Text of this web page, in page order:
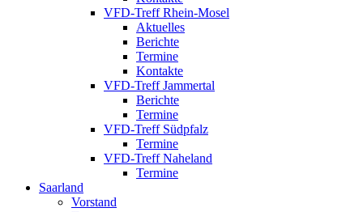
VFD-Treff Rhein-Mosel
Aktuelles
Berichte
Termine
Kontakte
VFD-Treff Jammertal
Berichte
Termine
VFD-Treff Südpfalz
Termine
VFD-Treff Naheland
Termine
Saarland
Vorstand